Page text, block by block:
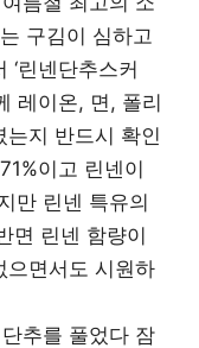
구김이 심하고
‘린넨단추스커
레이온, 면, 폴리
지 반드시 확인
이고 린넨이
만 린넨 특유의
면 린넨 함량이
으면서도 시원하
추를 풀었다 잠